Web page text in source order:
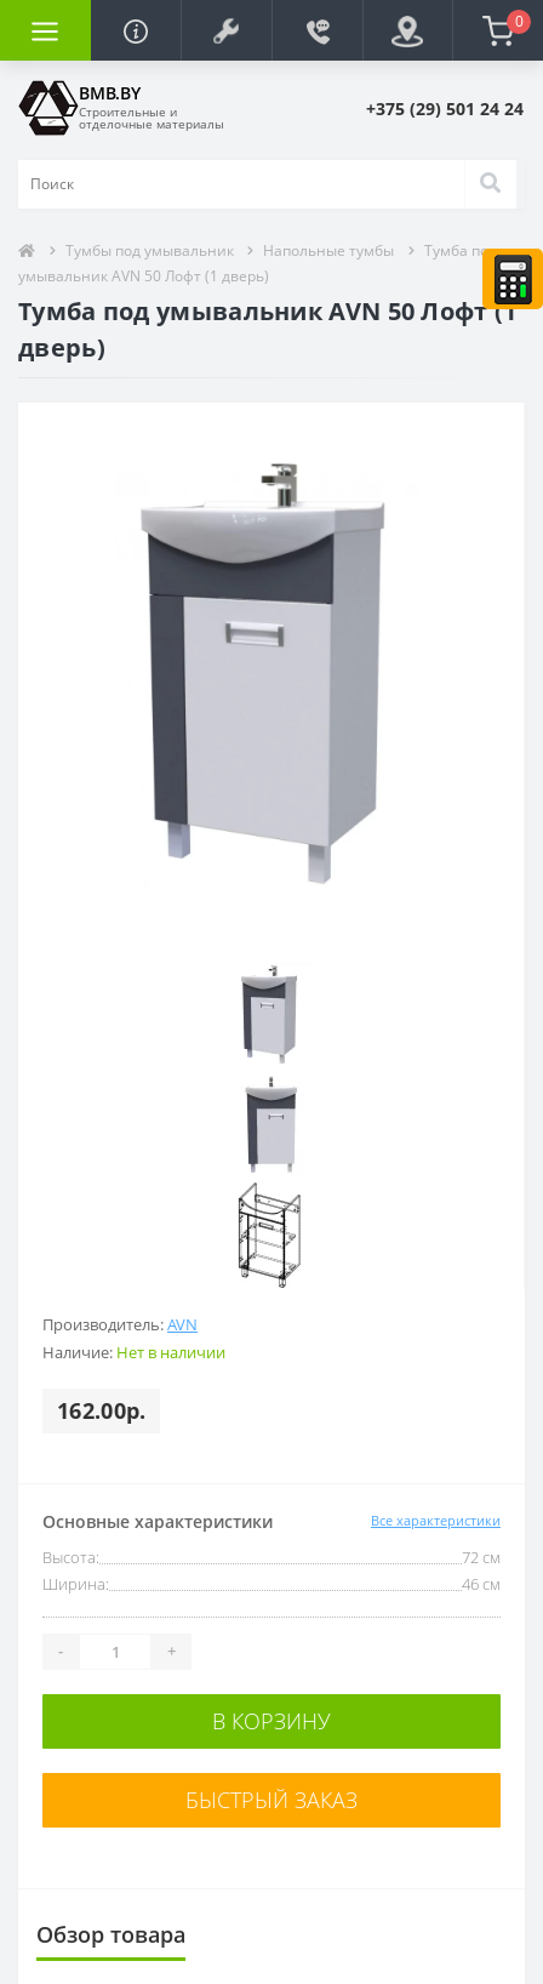
0
BMB.BY
Строительные и
отделочные материалы
+375 (29) 501 24 24
Тумбы под умывальник Напольные тумбы
Тумба под
умывальник AVN 50 Лофт (1 дверь)
Тумба под умывальник AVN 50 Лофт (1
дверь)
Производитель:AVN
Наличие: Нет в наличии
162.00р.
Основные характеристики Все характеристики
Высота:
72 см
Ширина:
46 см
- +
В КОРЗИНУ
БЫСТРЫЙ ЗАКАЗ
Обзор товара